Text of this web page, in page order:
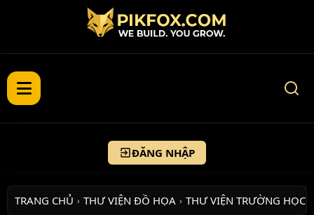
ĐĂNG NHẬP
TRANG CHỦ › THƯ VIỆN ĐỒ HỌA › THƯ VIỆN TRƯỜNG HỌC